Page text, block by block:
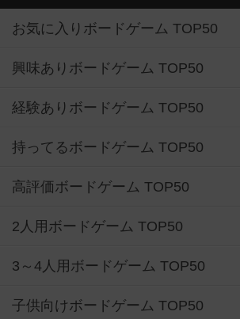
お気に入りボードゲーム TOP50
興味ありボードゲーム TOP50
経験ありボードゲーム TOP50
持ってるボードゲーム TOP50
高評価ボードゲーム TOP50
2人用ボードゲーム TOP50
3～4人用ボードゲーム TOP50
子供向けボードゲーム TOP50